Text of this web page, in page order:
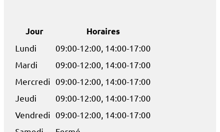
Jour
Horaires
Lundi
09:00-12:00, 14:00-17:00
Mardi
09:00-12:00, 14:00-17:00
Mercredi 09:00-12:00, 14:00-17:00
Jeudi
09:00-12:00, 14:00-17:00
Vendredi 09:00-12:00, 14:00-17:00